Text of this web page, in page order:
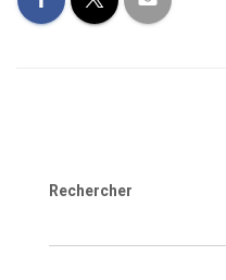
Rechercher